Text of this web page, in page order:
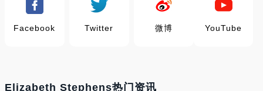
Facebook Twitter 微博 YouTube
Elizabeth Stephens热门资讯